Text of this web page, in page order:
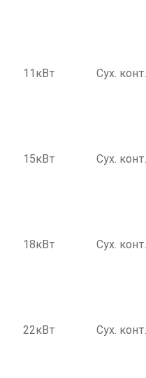
11кВт Сух.
15кВт Сух.
18кВт Сух.
22кВт Сух.